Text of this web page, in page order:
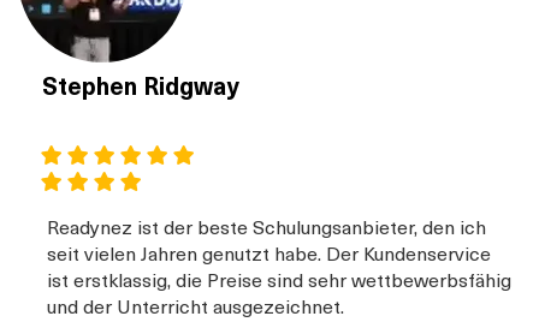
Stephen Ridgway
Readynez ist der beste Schulungsanbieter, den ich
seit vielen Jahren genutzt habe. Der Kundenservice
ist erstklassig, die Preise sind sehr wettbewerbsfähig
und der Unterricht ausgezeichnet.